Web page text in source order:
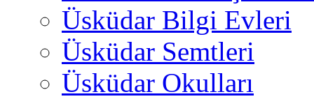
Üsküdar Bilgi Evleri
Üsküdar Semtleri
Üsküdar Okulları